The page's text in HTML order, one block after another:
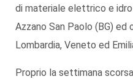
di materiale elettrico e
Azzano San Paolo (BG) ed
Lombardia, Veneto ed
Proprio la settimana